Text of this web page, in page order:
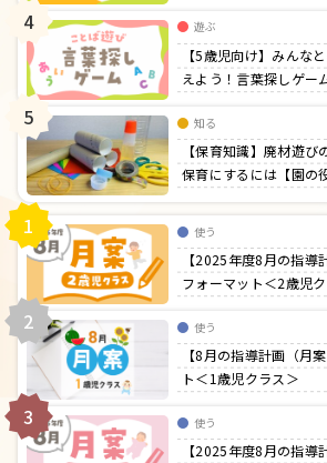
4 遊ぶ
【5歳児向け】みんな
えよう！言葉探しゲー
5 知る
【保育知識】廃材遊
保育にするには【園の
1 使う
【2025年度8月の指導
フォーマット＜2歳児
2 使う
【8月の指導計画（月
ト＜1歳児クラス＞
3 使う
【2025年度8月の指導